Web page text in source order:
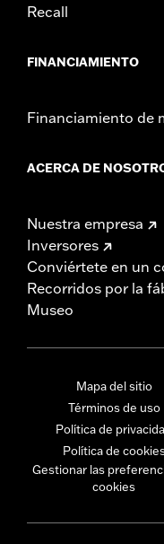
Recall
FINANCIAMIENTO
Financiamiento de
ACERCA DE
Nuestra empresa
Inversores
Conviértete en un
Recorridos por la
Museo
Mapa del sitio
Términos de uso
Política de
Política de
Gestionar las
cookies